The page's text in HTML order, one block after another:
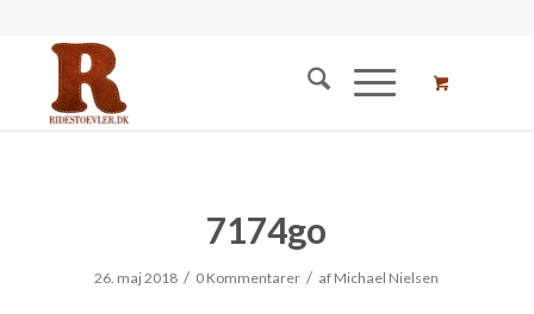
7174go
26. maj 2018 / 0 Kommentarer / af Michael Nielsen